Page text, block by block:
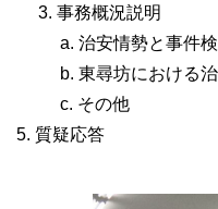
事務概況説明
治安情勢と事件
東尋坊における
その他
質疑応答